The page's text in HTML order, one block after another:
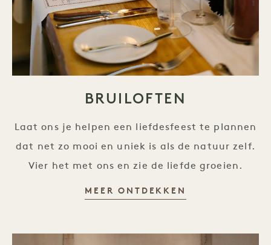
BRUILOFTEN
Laat ons je helpen een liefdesfeest te plannen
dat net zo mooi en uniek is als de natuur zelf.
Vier het met ons en zie de liefde groeien.
MEER ONTDEKKEN